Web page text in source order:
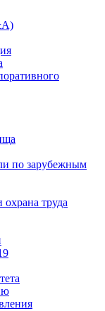
по зарубежным
труда